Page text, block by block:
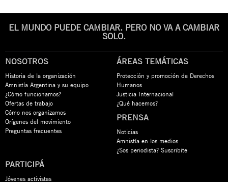
EL MUNDO PUEDE CAMBIAR. PERO NO VA A CAMBIAR
SOLO.
NOSOTROS
Historia de la organización
Amnistía Argentina y su equipo
¿Cómo funcionamos?
Ofertas de trabajo
Cómo nos organizamos
Orígenes del movimiento
Preguntas frecuentes
ÁREAS TEMÁTICAS
Protección y promoción de Derechos
Humanos
Justicia Internacional
¿Qué hacemos?
PRENSA
Noticias
Amnistía en los medios
¿Sos periodista? Suscribite
PARTICIPÁ
Jóvenes activistas